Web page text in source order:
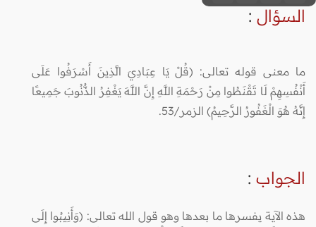
السؤال :
ما معنى قوله تعالى: (قُلْ يَا عِبَادِيَ الَّذِينَ أَسْرَفُوا عَلَى
أَنْفُسِهِمْ لَا تَقْنَطُوا مِنْ رَحْمَةِ اللَّهِ إِنَّ اللَّهَ يَغْفِرُ الذُّنُوبَ جَمِيعًا
إِنَّهُ هُوَ الْغَفُورُ الرَّحِيمُ) الزمر/53.
الجواب :
هذه الآية يفسرها ما بعدها وهو قول الله تعالى: (وَأَنِيبُوا إِلَى